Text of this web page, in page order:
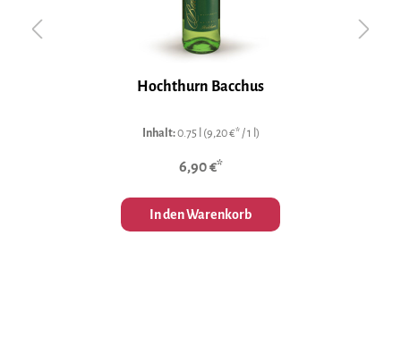
Hochthurn Bacchus
Inhalt:0.75 l (9,20 €* / 1 l)
6,90 €*
In den Warenkorb